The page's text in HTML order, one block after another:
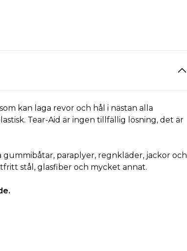
kan laga revor och hål i nästan alla
Tear-Aid är ingen tillfällig lösning, det är
paraplyer, regnkläder, jackor och
stål, glasfiber och mycket annat.